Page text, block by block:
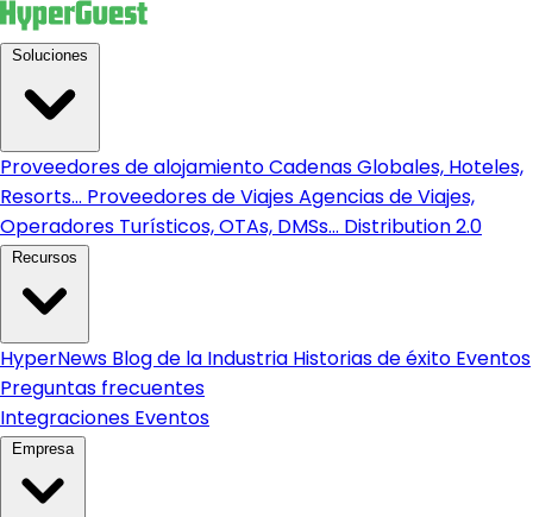
Proveedores de alojamientoCadenas Globales, Hoteles,
Resorts... Proveedores de ViajesAgencias de Viajes,
Operadores Turísticos, OTAs, DMSs... Distribution 2.0
HyperNews Blog de la Industria Historias de éxito Eventos
Preguntas frecuentes
Integraciones Eventos
Empresa